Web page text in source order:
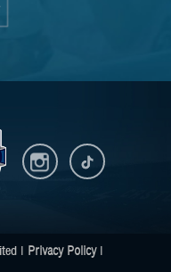
| Privacy Policy|